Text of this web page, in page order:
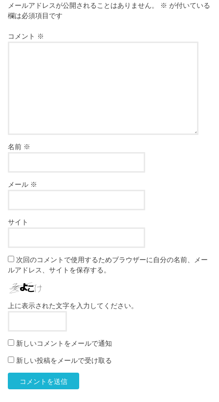
メールアドレスが公開されることはありません。 ※ が付いている
欄は必須項目です
コメント ※
名前 ※
メール ※
サイト
次回のコメントで使用するためブラウザーに自分の名前、メー
ルアドレス、サイトを保存する。
上に表示された文字を入力してください。
新しいコメントをメールで通知
新しい投稿をメールで受け取る